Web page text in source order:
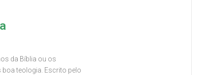
da Bíblia ou os
teologia. Escrito pelo